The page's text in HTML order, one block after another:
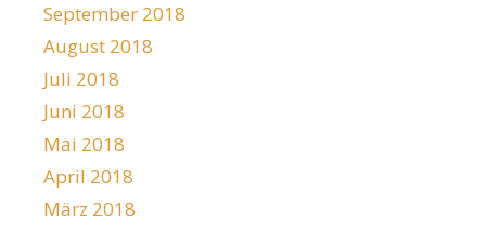
September 2018
August 2018
Juli 2018
Juni 2018
Mai 2018
April 2018
März 2018